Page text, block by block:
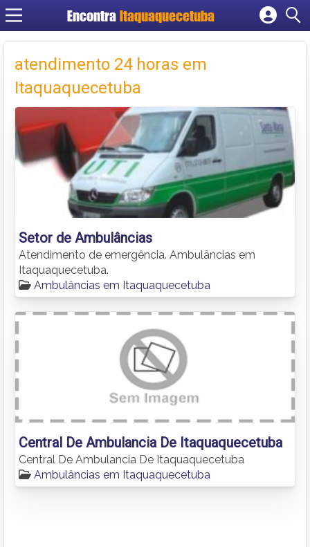
Encontra Itaquaquecetuba
Cadastrar empresa
Criar conta
atendimento 24 horas em
Itaquaquecetuba
Setor de Ambulâncias
Atendimento de emergência. Ambulâncias em
Itaquaquecetuba.
Ambulâncias em Itaquaquecetuba
Central De Ambulancia De Itaquaquecetuba
Central De Ambulancia De Itaquaquecetuba
Ambulâncias em Itaquaquecetuba